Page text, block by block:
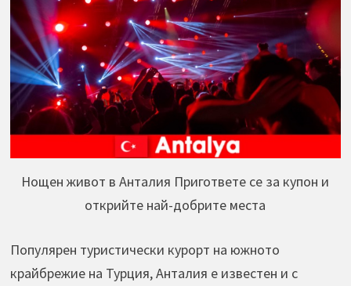
Нощен живот в Анталия Пригответе се за купон и
открийте най-добрите места
Популярен туристически курорт на южното
крайбрежие на Турция, Анталия е известен и с